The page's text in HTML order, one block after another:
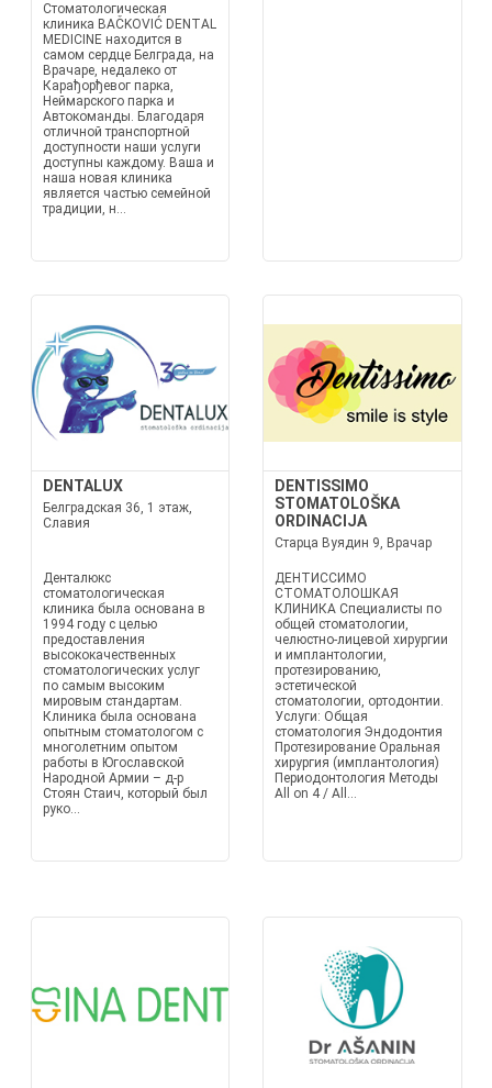
Стоматологическая
клиника BAČKOVIĆ DENTAL
MEDICINE находится в
самом сердце Белграда, на
Врачаре, недалеко от
Карађорђевог парка,
Неймaрского парка и
Автокоманды. Благодаря
отличной транспортной
доступности наши услуги
доступны каждому. Ваша и
наша новая клиника
является частью семейной
традиции, н...
DENTALUX
Белградская 36, 1 этаж,
Славия
Денталюкс
стоматологическая
клиника была основана в
1994 году с целью
предоставления
высококачественных
стоматологических услуг
по самым высоким
мировым стандартам.
Клиника была основана
опытным стоматологом с
многолетним опытом
работы в Югославской
Народной Армии – д-р
Стоян Стаич, который был
руко...
DENTISSIMO
STOMATOLOŠKA
ORDINACIJA
Старца Вуядин 9, Врачар
ДЕНТИССИМО
СТОМАТОЛОШКАЯ
КЛИНИКА Специалисты по
общей стоматологии,
челюстно-лицевой хирургии
и имплантологии,
протезированию,
эстетической
стоматологии, ортодонтии.
Услуги: Общая
стоматология Эндодонтия
Протезирование Оральная
хирургия (имплантология)
Периодонтология Методы
All on 4 / All...